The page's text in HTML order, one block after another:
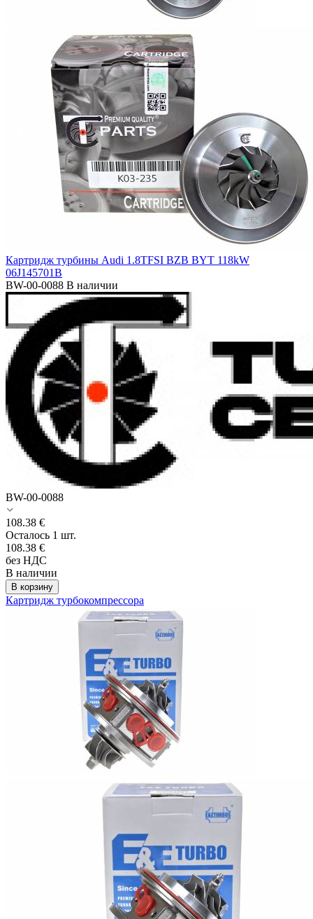
Картридж турбины Audi 1.8TFSI BZB BYT 118kW
06J145701B
BW-00-0088 В наличии
BW-00-0088
108.38 €
Осталось 1 шт.
108.38 €
без НДС
В наличии
В корзину
Картридж турбокомпрессора